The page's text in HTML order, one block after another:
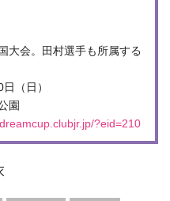
大会。田村選手も所属する
（日）
園
?eid=210